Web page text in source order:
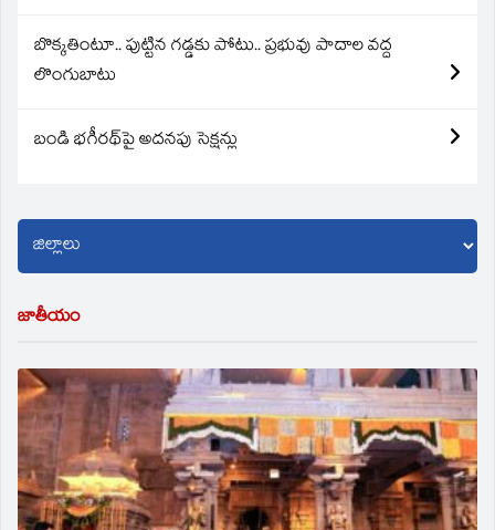
బొక్కతింటూ.. పుట్టిన గడ్డకు పోటు.. ప్రభువు పాదాల వద్ద
లొంగుబాటు
బండి భగీరథ్‌పై అదనపు సెక్షన్లు
జాతీయం